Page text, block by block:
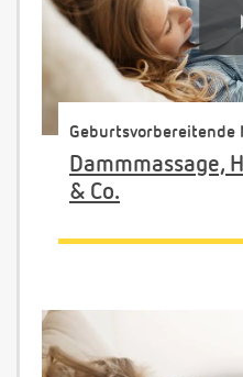
Geburtsvorbereitende
Dammmassage,
& Co.